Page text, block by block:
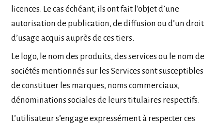
licences. Le cas échéant, ils ont fait l’objet d’une
autorisation de publication, de diffusion ou d’un droit
d’usage acquis auprès de ces tiers.
Le logo, le nom des produits, des services ou le nom de
sociétés mentionnés sur les Services sont susceptibles
de constituer les marques, noms commerciaux,
dénominations sociales de leurs titulaires respectifs.
L’utilisateur s’engage expressément à respecter ces